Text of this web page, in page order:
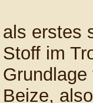
als erstes
Stoff im
Beize,